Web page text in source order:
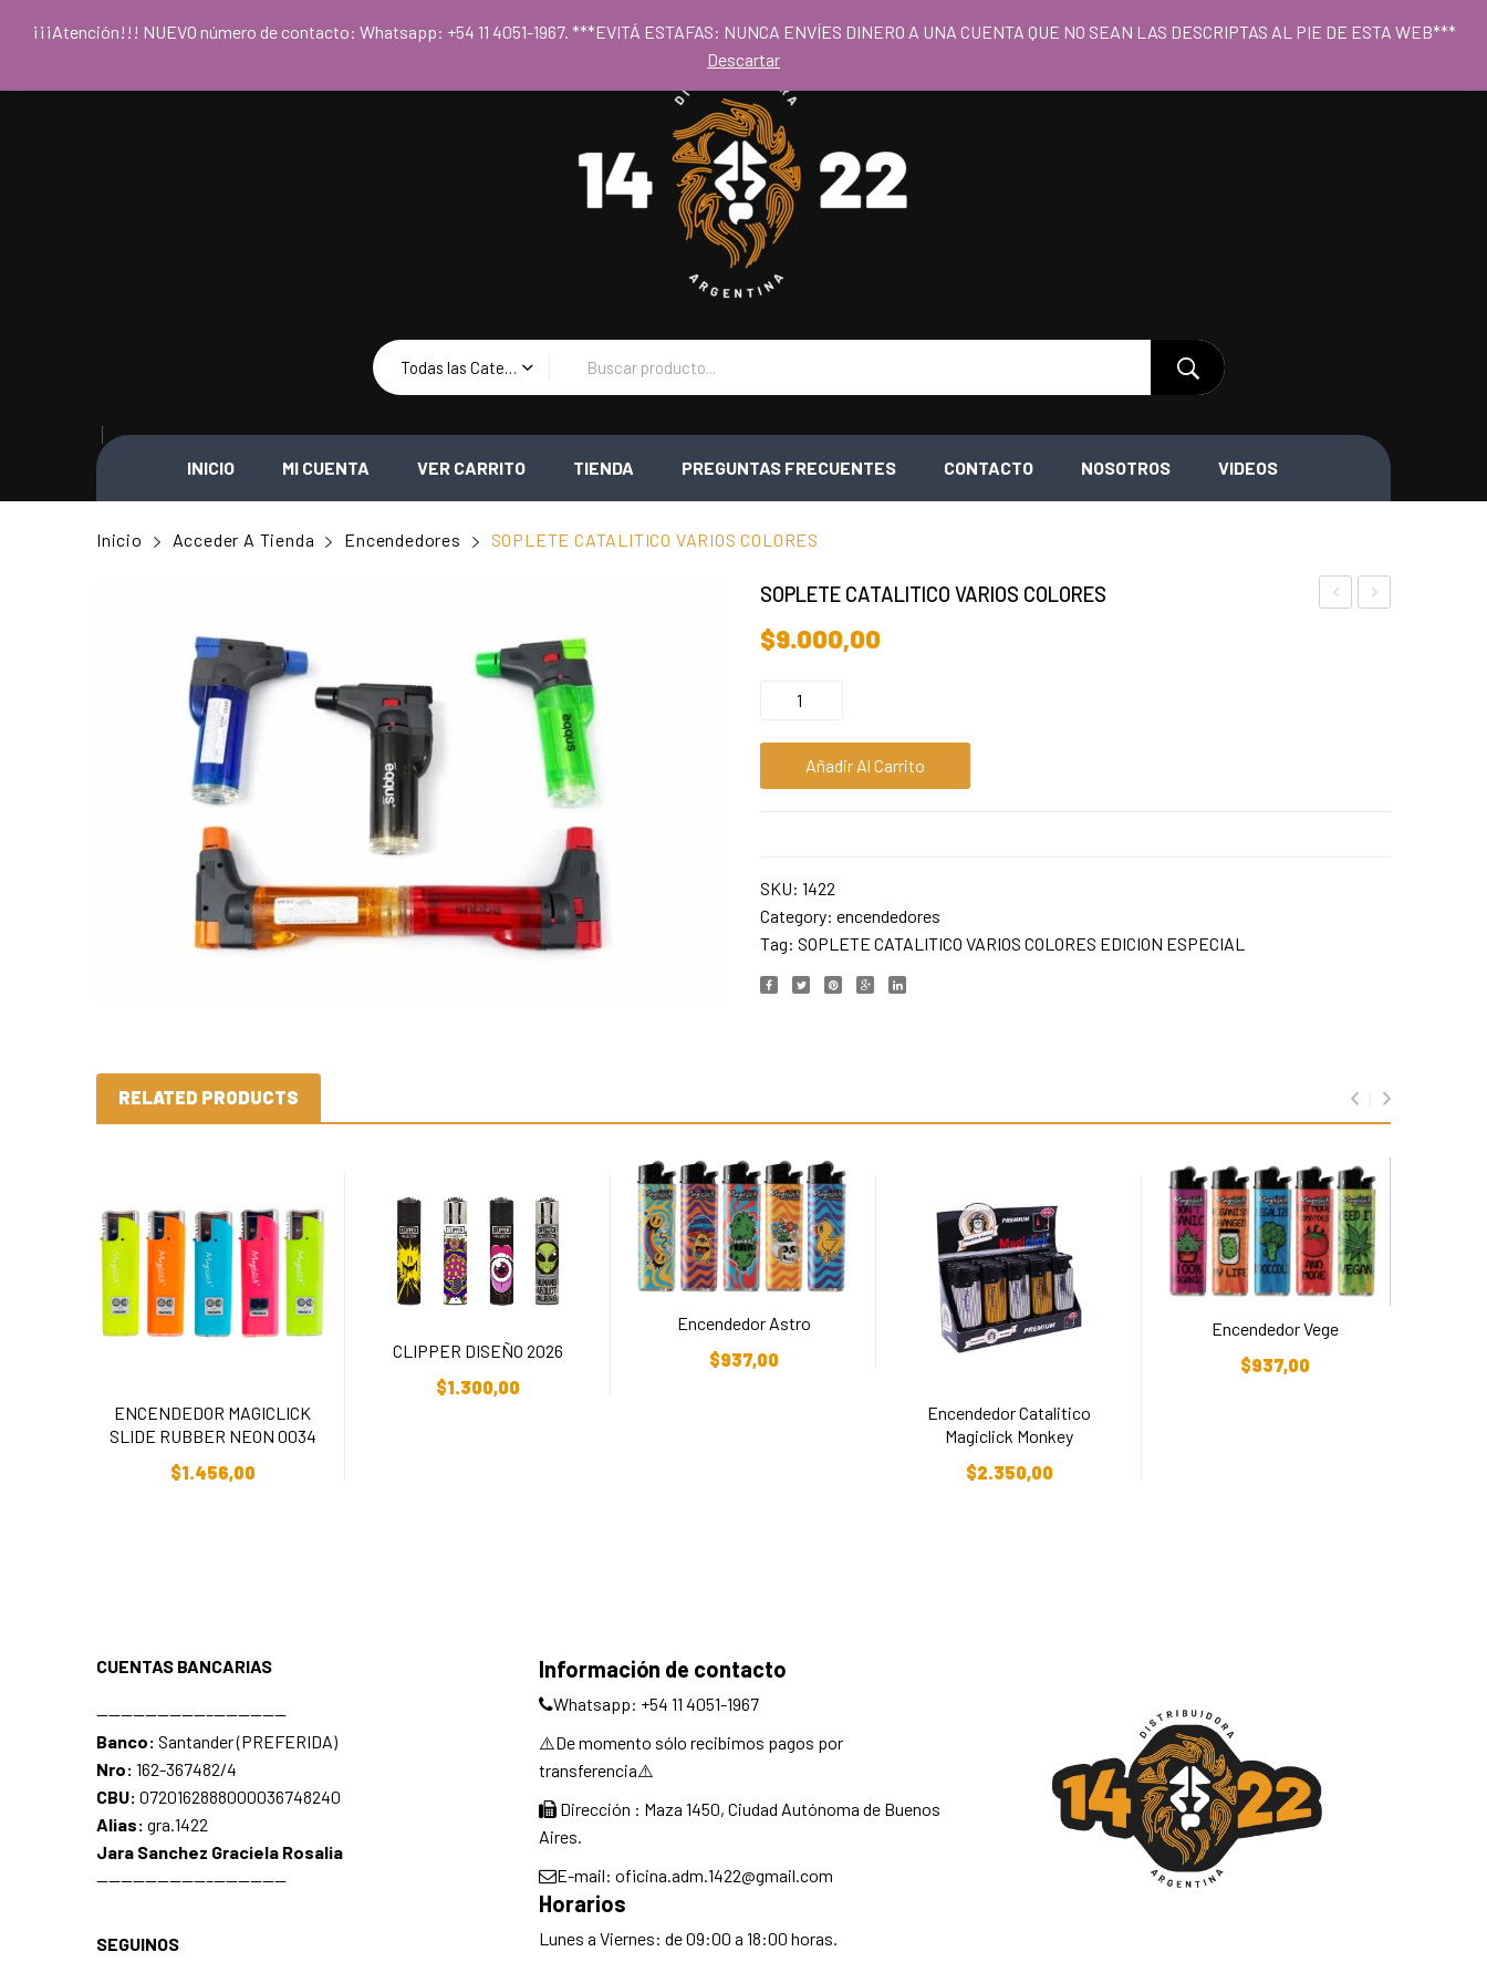
Todas las Categorias
INICIO MI CUENTA VER CARRITO TIENDA PREGUNTAS FRECUENTES CONTACTO NOSOTROS VIDEOS
Inicio Acceder A Tienda Encendedores SOPLETE CATALITICO VARIOS COLORES
SOPLETE CATALITICO VARIOS COLORES
$9.000,00
Añadir Al Carrito
SKU: 1422
Category: encendedores
Tag: SOPLETE CATALITICO VARIOS COLORES EDICION ESPECIAL
RELATED PRODUCTS
ENCENDEDOR MAGICLICK
SLIDE RUBBER NEON 0034
$1.456,00
CLIPPER DISEÑO 2026
$1.300,00
Encendedor Astro
$937,00
Encendedor Catalitico
Magiclick Monkey
$2.350,00
Encendedor Vege
$937,00
CUENTAS BANCARIAS
—————————–——————
Banco: Santander (PREFERIDA)
Nro: 162-367482/4
CBU: 0720162888000036748240
Alias: gra.1422
Jara Sanchez Graciela Rosalia
—————————–——————
SEGUINOS
Información de contacto
Whatsapp: +54 11 4051-1967
⚠️De momento sólo recibimos pagos por
transferencia⚠️
Dirección : Maza 1450, Ciudad Autónoma de Buenos
Aires.
E-mail: oficina.adm.1422@gmail.com
Horarios
Lunes a Viernes: de 09:00 a 18:00 horas.
¡¡¡Atención!!! NUEVO número de contacto: Whatsapp: +54 11 4051-1967. ***EVITÁ ESTAFAS: NUNCA ENVÍES DINERO A UNA CUENTA QUE NO SEAN LAS DESCRIPTAS AL PIE DE ESTA WEB***
Descartar